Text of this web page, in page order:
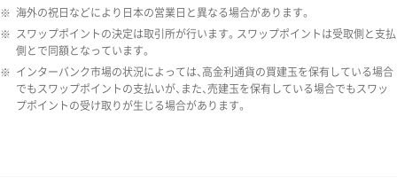
※ 海外の祝日などにより日本の営業日と異なる場合があります。
※ スワップポイントの決定は取引所が行います。スワップポイントは受取側と支払
側とで同額となっています。
※ インターバンク市場の状況によっては、高金利通貨の買建玉を保有している場合
でもスワップポイントの支払いが、また、売建玉を保有している場合でもスワッ
プポイントの受け取りが生じる場合があります。